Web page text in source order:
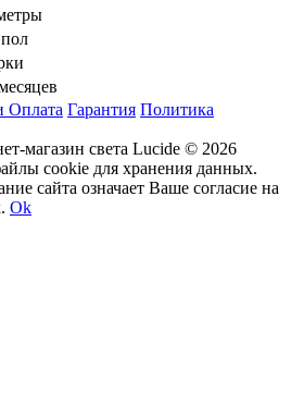
Оплата Гарантия Политика
магазин света Lucide © 2026
cookie для хранения данных.
сайта означает Ваше согласие на
Ok